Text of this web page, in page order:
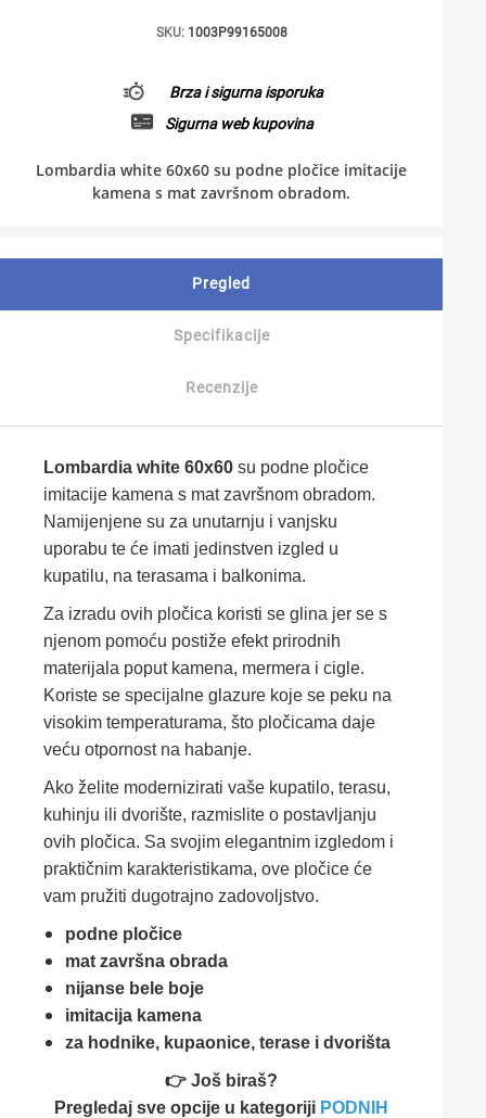
SKU: 1003P99165008
Brza i sigurna isporuka
Sigurna web kupovina
Lombardia white 60x60 su podne pločice imitacije
kamena s mat završnom obradom.
Pregled
Specifikacije
Recenzije
Lombardia white 60x60 su podne pločice
imitacije kamena s mat završnom obradom.
Namijenjene su za unutarnju i vanjsku
uporabu te će imati jedinstven izgled u
kupatilu, na terasama i balkonima.
Za izradu ovih pločica koristi se glina jer se s
njenom pomoću postiže efekt prirodnih
materijala poput kamena, mermera i cigle.
Koriste se specijalne glazure koje se peku na
visokim temperaturama, što pločicama daje
veću otpornost na habanje.
Ako želite modernizirati vaše kupatilo, terasu,
kuhinju ili dvorište, razmislite o postavljanju
ovih pločica. Sa svojim elegantnim izgledom i
praktičnim karakteristikama, ove pločice će
vam pružiti dugotrajno zadovoljstvo.
podne pločice
mat završna obrada
nijanse bele boje
imitacija kamena
za hodnike, kupaonice, terase i dvorišta
👉 Još biraš?
Pregledaj sve opcije u kategoriji PODNIH